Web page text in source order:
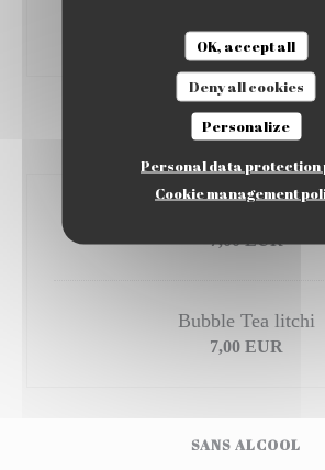
OK, accept all
Deny all cookies
Personalize
Personal data protection
Cookie management
4.7°
BUBBLE TEA
7,00 EUR
Bubble Tea litchi
7,00 EUR
SANS ALCOOL